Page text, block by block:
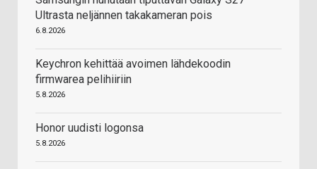
Ultrasta neljännen takakameran pois
6.8.2026
Keychron kehittää avoimen lähdekoodin
firmwarea pelihiiriin
5.8.2026
Honor uudisti logonsa
5.8.2026